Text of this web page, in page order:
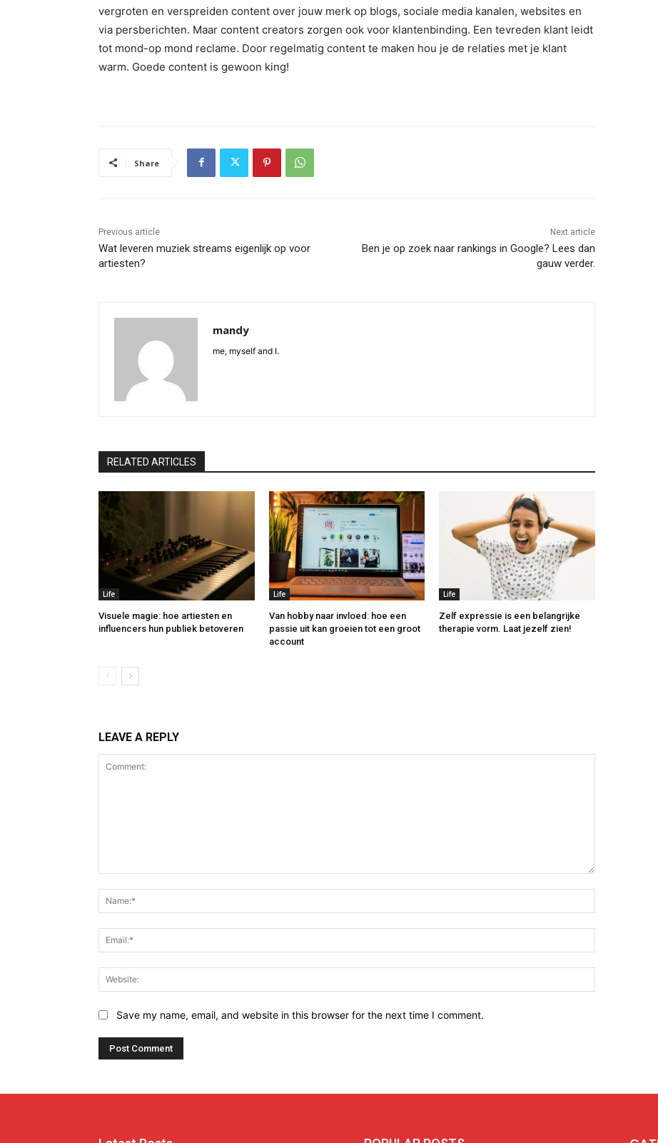
vergroten en verspreiden content over jouw merk op blogs, sociale media kanalen, websites en
via persberichten. Maar content creators zorgen ook voor klantenbinding. Een tevreden klant leidt
tot mond-op mond reclame. Door regelmatig content te maken hou je de relaties met je klant
warm. Goede content is gewoon king!
Share
Previous article
Wat leveren muziek streams eigenlijk op voor
artiesten?
Next article
Ben je op zoek naar rankings in Google? Lees dan
gauw verder.
mandy
me, myself and I.
RELATED ARTICLES
Life
Visuele magie: hoe artiesten en
influencers hun publiek betoveren
Life
Van hobby naar invloed: hoe een
passie uit kan groeien tot een groot
account
Life
Zelf expressie is een belangrijke
therapie vorm. Laat jezelf zien!
LEAVE A REPLY
Save my name, email, and website in this browser for the next time I comment.